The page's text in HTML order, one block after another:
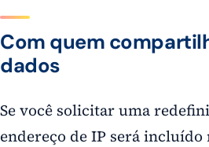
Com quem
dados
Se você solicitar uma
endereço de IP será incluído